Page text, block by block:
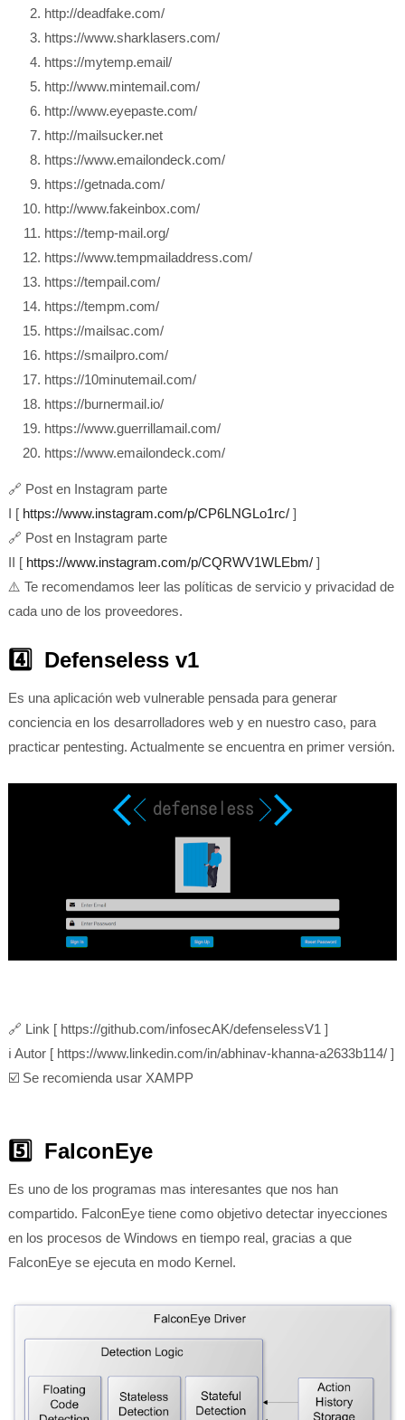
http://deadfake.com/
https://www.sharklasers.com/
https://mytemp.email/
http://www.mintemail.com/
http://www.eyepaste.com/
http://mailsucker.net
https://www.emailondeck.com/
https://getnada.com/
http://www.fakeinbox.com/
https://temp-mail.org/
https://www.tempmailaddress.com/
https://tempail.com/
https://tempm.com/
https://mailsac.com/
https://smailpro.com/
https://10minutemail.com/
https://burnermail.io/
https://www.guerrillamail.com/
https://www.emailondeck.com/
🔗 Post en Instagram parte
I [ https://www.instagram.com/p/CP6LNGLo1rc/]
🔗 Post en Instagram parte
II [ https://www.instagram.com/p/CQRWV1WLEbm/]
⚠️ Te recomendamos leer las políticas de servicio y privacidad de
cada uno de los proveedores.
4️⃣ Defenseless v1
Es una aplicación web vulnerable pensada para generar
conciencia en los desarrolladores web y en nuestro caso, para
practicar pentesting. Actualmente se encuentra en primer versión.
🔗 Link [ https://github.com/infosecAK/defenselessV1 ]
ℹ️ Autor [ https://www.linkedin.com/in/abhinav-khanna-a2633b114/ ]
☑️ Se recomienda usar XAMPP
5️⃣ FalconEye
Es uno de los programas mas interesantes que nos han
compartido. FalconEye tiene como objetivo detectar inyecciones
en los procesos de Windows en tiempo real, gracias a que
FalconEye se ejecuta en modo Kernel.